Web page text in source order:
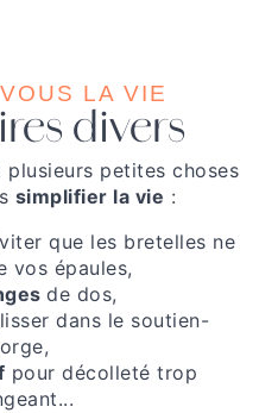
LA VIE
divers
plusieurs petites choses
simplifier la vie :
que les bretelles ne
vos épaules,
de dos,
dans le soutien-
pour décolleté trop